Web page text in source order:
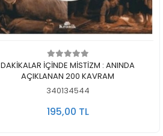
Sepete Ekle
DAKİKALAR İÇİNDE MİSTİZM : ANINDA
AÇIKLANAN 200 KAVRAM
340134544
195,00 TL